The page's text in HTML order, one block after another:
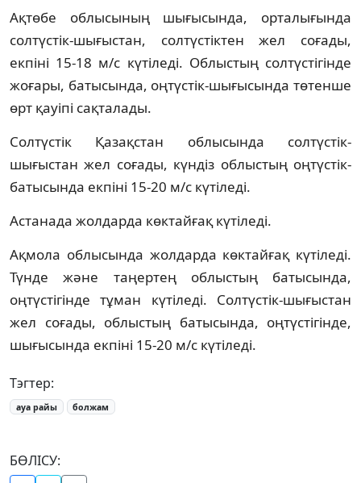
Ақтөбе облысының шығысында, орталығында
солтүстік-шығыстан, солтүстіктен жел соғады,
екпіні 15-18 м/с күтіледі. Облыстың солтүстігінде
жоғары, батысында, оңтүстік-шығысында төтенше
өрт қауіпі сақталады.
Солтүстік Қазақстан облысында солтүстік-
шығыстан жел соғады, күндіз облыстың оңтүстік-
батысында екпіні 15-20 м/с күтіледі.
Астанада жолдарда көктайғақ күтіледі.
Ақмола облысында жолдарда көктайғақ күтіледі.
Түнде және таңертең облыстың батысында,
оңтүстігінде тұман күтіледі. Солтүстік-шығыстан
жел соғады, облыстың батысында, оңтүстігінде,
шығысында екпіні 15-20 м/с күтіледі.
Тэгтер:
ауа райы болжам
БӨЛІСУ: